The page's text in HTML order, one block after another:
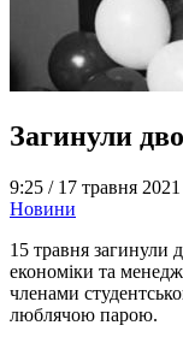
Загинули
9:25 / 17 травня 2021
Новини
15 травня загинули
економіки та
членами
люблячою парою.